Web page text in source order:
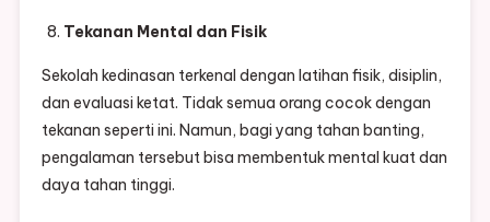
Tekanan Mental dan Fisik
Sekolah kedinasan terkenal dengan latihan fisik, disiplin,
dan evaluasi ketat. Tidak semua orang cocok dengan
tekanan seperti ini. Namun, bagi yang tahan banting,
pengalaman tersebut bisa membentuk mental kuat dan
daya tahan tinggi.